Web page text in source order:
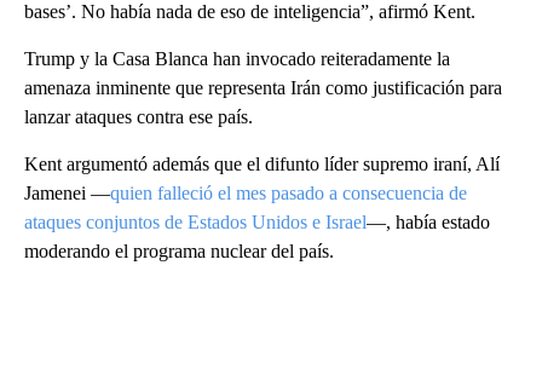
bases’. No había nada de eso de inteligencia”, afirmó Kent.
Trump y la Casa Blanca han invocado reiteradamente la
amenaza inminente que representa Irán como justificación para
lanzar ataques contra ese país.
Kent argumentó además que el difunto líder supremo iraní, Alí
Jamenei —quien falleció el mes pasado a consecuencia de
ataques conjuntos de Estados Unidos e Israel—, había estado
moderando el programa nuclear del país.